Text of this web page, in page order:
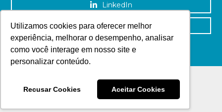
Utilizamos cookies para oferecer melhor
experiência, melhorar o desempenho, analisar
como você interage em nosso site e
personalizar conteúdo.
Recusar Cookies Aceitar Cookies
LinkedIn
YouTube